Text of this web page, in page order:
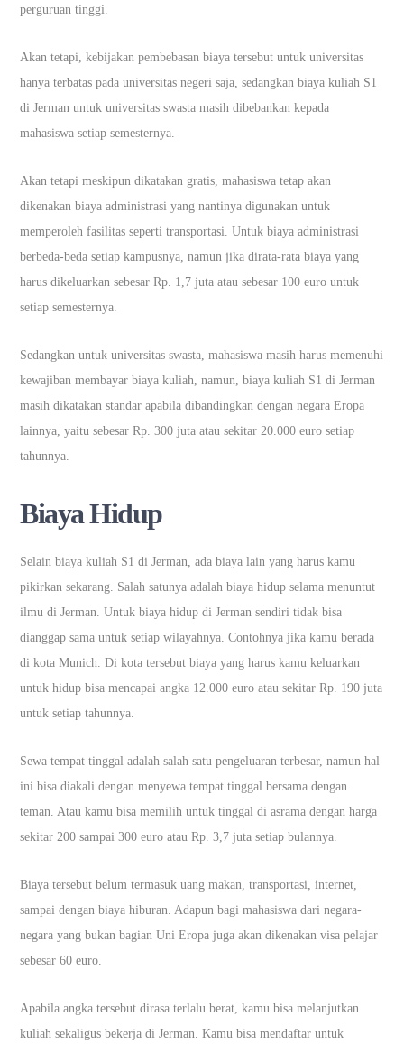
perguruan tinggi.
Akan tetapi, kebijakan pembebasan biaya tersebut untuk universitas
hanya terbatas pada universitas negeri saja, sedangkan biaya kuliah S1
di Jerman untuk universitas swasta masih dibebankan kepada
mahasiswa setiap semesternya.
Akan tetapi meskipun dikatakan gratis, mahasiswa tetap akan
dikenakan biaya administrasi yang nantinya digunakan untuk
memperoleh fasilitas seperti transportasi. Untuk biaya administrasi
berbeda-beda setiap kampusnya, namun jika dirata-rata biaya yang
harus dikeluarkan sebesar Rp. 1,7 juta atau sebesar 100 euro untuk
setiap semesternya.
Sedangkan untuk universitas swasta, mahasiswa masih harus memenuhi
kewajiban membayar biaya kuliah, namun, biaya kuliah S1 di Jerman
masih dikatakan standar apabila dibandingkan dengan negara Eropa
lainnya, yaitu sebesar Rp. 300 juta atau sekitar 20.000 euro setiap
tahunnya.
Biaya Hidup
Selain biaya kuliah S1 di Jerman, ada biaya lain yang harus kamu
pikirkan sekarang. Salah satunya adalah biaya hidup selama menuntut
ilmu di Jerman. Untuk biaya hidup di Jerman sendiri tidak bisa
dianggap sama untuk setiap wilayahnya. Contohnya jika kamu berada
di kota Munich. Di kota tersebut biaya yang harus kamu keluarkan
untuk hidup bisa mencapai angka 12.000 euro atau sekitar Rp. 190 juta
untuk setiap tahunnya.
Sewa tempat tinggal adalah salah satu pengeluaran terbesar, namun hal
ini bisa diakali dengan menyewa tempat tinggal bersama dengan
teman. Atau kamu bisa memilih untuk tinggal di asrama dengan harga
sekitar 200 sampai 300 euro atau Rp. 3,7 juta setiap bulannya.
Biaya tersebut belum termasuk uang makan, transportasi, internet,
sampai dengan biaya hiburan. Adapun bagi mahasiswa dari negara-
negara yang bukan bagian Uni Eropa juga akan dikenakan visa pelajar
sebesar 60 euro.
Apabila angka tersebut dirasa terlalu berat, kamu bisa melanjutkan
kuliah sekaligus bekerja di Jerman. Kamu bisa mendaftar untuk